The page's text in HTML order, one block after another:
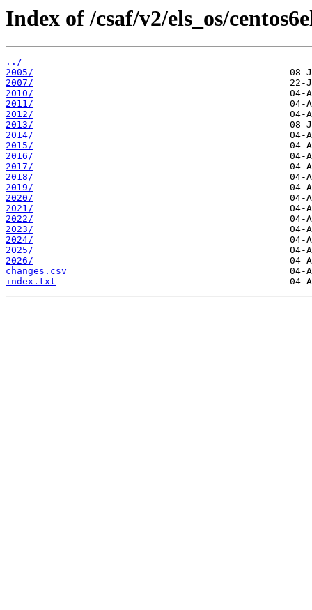
Index of /csaf/v2/els_os/
../
2005/
2007/
2010/
2011/
2012/
2013/
2014/
2015/
2016/
2017/
2018/
2019/
2020/
2021/
2022/
2023/
2024/
2025/
2026/
changes.csv
index.txt